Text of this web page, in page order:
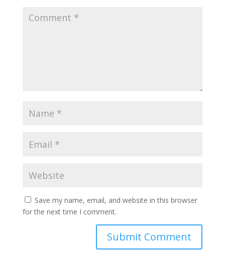
Save my name, email, and website in this browser
for the next time I comment.